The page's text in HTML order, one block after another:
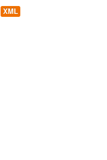
XML